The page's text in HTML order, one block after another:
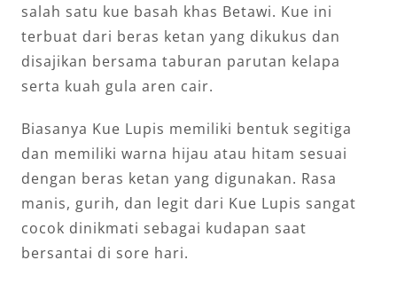
salah satu kue basah khas Betawi. Kue ini
terbuat dari beras ketan yang dikukus dan
disajikan bersama taburan parutan kelapa
serta kuah gula aren cair.
Biasanya Kue Lupis memiliki bentuk segitiga
dan memiliki warna hijau atau hitam sesuai
dengan beras ketan yang digunakan. Rasa
manis, gurih, dan legit dari Kue Lupis sangat
cocok dinikmati sebagai kudapan saat
bersantai di sore hari.